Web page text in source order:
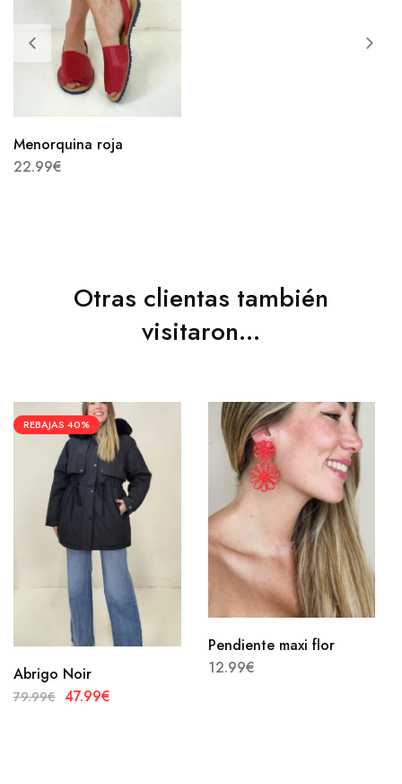
Menorquina roja
22.99€
Otras clientas también
visitaron...
REBAJAS 40%
Abrigo Noir
79.99€ 47.99€
Pendiente maxi flor
12.99€